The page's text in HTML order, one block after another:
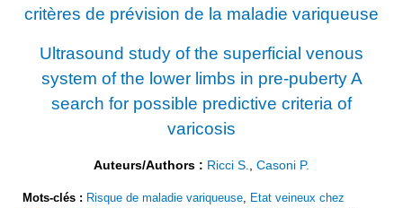
critères de prévision de la maladie variqueuse
Ultrasound study of the superficial venous
system of the lower limbs in pre-puberty A
search for possible predictive criteria of
varicosis
Auteurs/Authors : Ricci S. Casoni P.
Mots-clés : Risque de maladie variqueuse
Etat veineux chez